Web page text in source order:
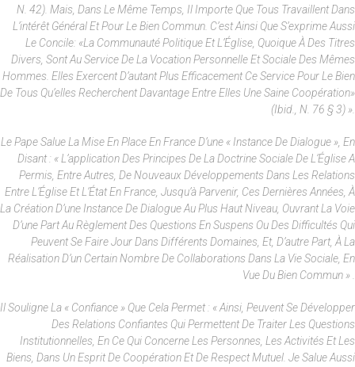
N. 42). Mais, Dans Le Même Temps, Il Importe Que Tous Travaillent Dans
L’intérêt Général Et Pour Le Bien Commun. C’est Ainsi Que S’exprime Aussi
Le Concile: «La Communauté Politique Et L’Église, Quoique À Des Titres
Divers, Sont Au Service De La Vocation Personnelle Et Sociale Des Mêmes
Hommes. Elles Exercent D’autant Plus Efficacement Ce Service Pour Le Bien
De Tous Qu’elles Recherchent Davantage Entre Elles Une Saine Coopération»
(Ibid., N. 76 § 3) ».
Le Pape Salue La Mise En Place En France D’une « Instance De Dialogue », En
Disant : « L’application Des Principes De La Doctrine Sociale De L’Église A
Permis, Entre Autres, De Nouveaux Développements Dans Les Relations
Entre L’Église Et L’État En France, Jusqu’à Parvenir, Ces Dernières Années, À
La Création D’une Instance De Dialogue Au Plus Haut Niveau, Ouvrant La Voie
D’une Part Au Règlement Des Questions En Suspens Ou Des Difficultés Qui
Peuvent Se Faire Jour Dans Différents Domaines, Et, D’autre Part, À La
Réalisation D’un Certain Nombre De Collaborations Dans La Vie Sociale, En
Vue Du Bien Commun » .
Il Souligne La « Confiance » Que Cela Permet : « Ainsi, Peuvent Se Développer
Des Relations Confiantes Qui Permettent De Traiter Les Questions
Institutionnelles, En Ce Qui Concerne Les Personnes, Les Activités Et Les
Biens, Dans Un Esprit De Coopération Et De Respect Mutuel. Je Salue Aussi